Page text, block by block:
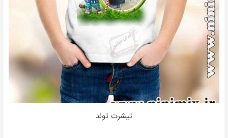
تیشرت تولد